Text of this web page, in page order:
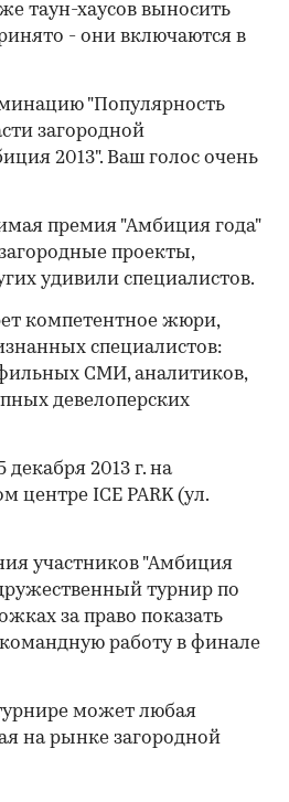
таун-хаусов выносить
- они включаются в
"Популярность
загородной
2013". Ваш голос очень
премия "Амбиция года"
проекты,
удивили специалистов.
компетентное жюри,
специалистов:
СМИ, аналитиков,
девелоперских
декабря 2013 г. на
центре ICE PARK (ул.
участников "Амбиция
турнир по
за право показать
работу в финале
может любая
на рынке загородной